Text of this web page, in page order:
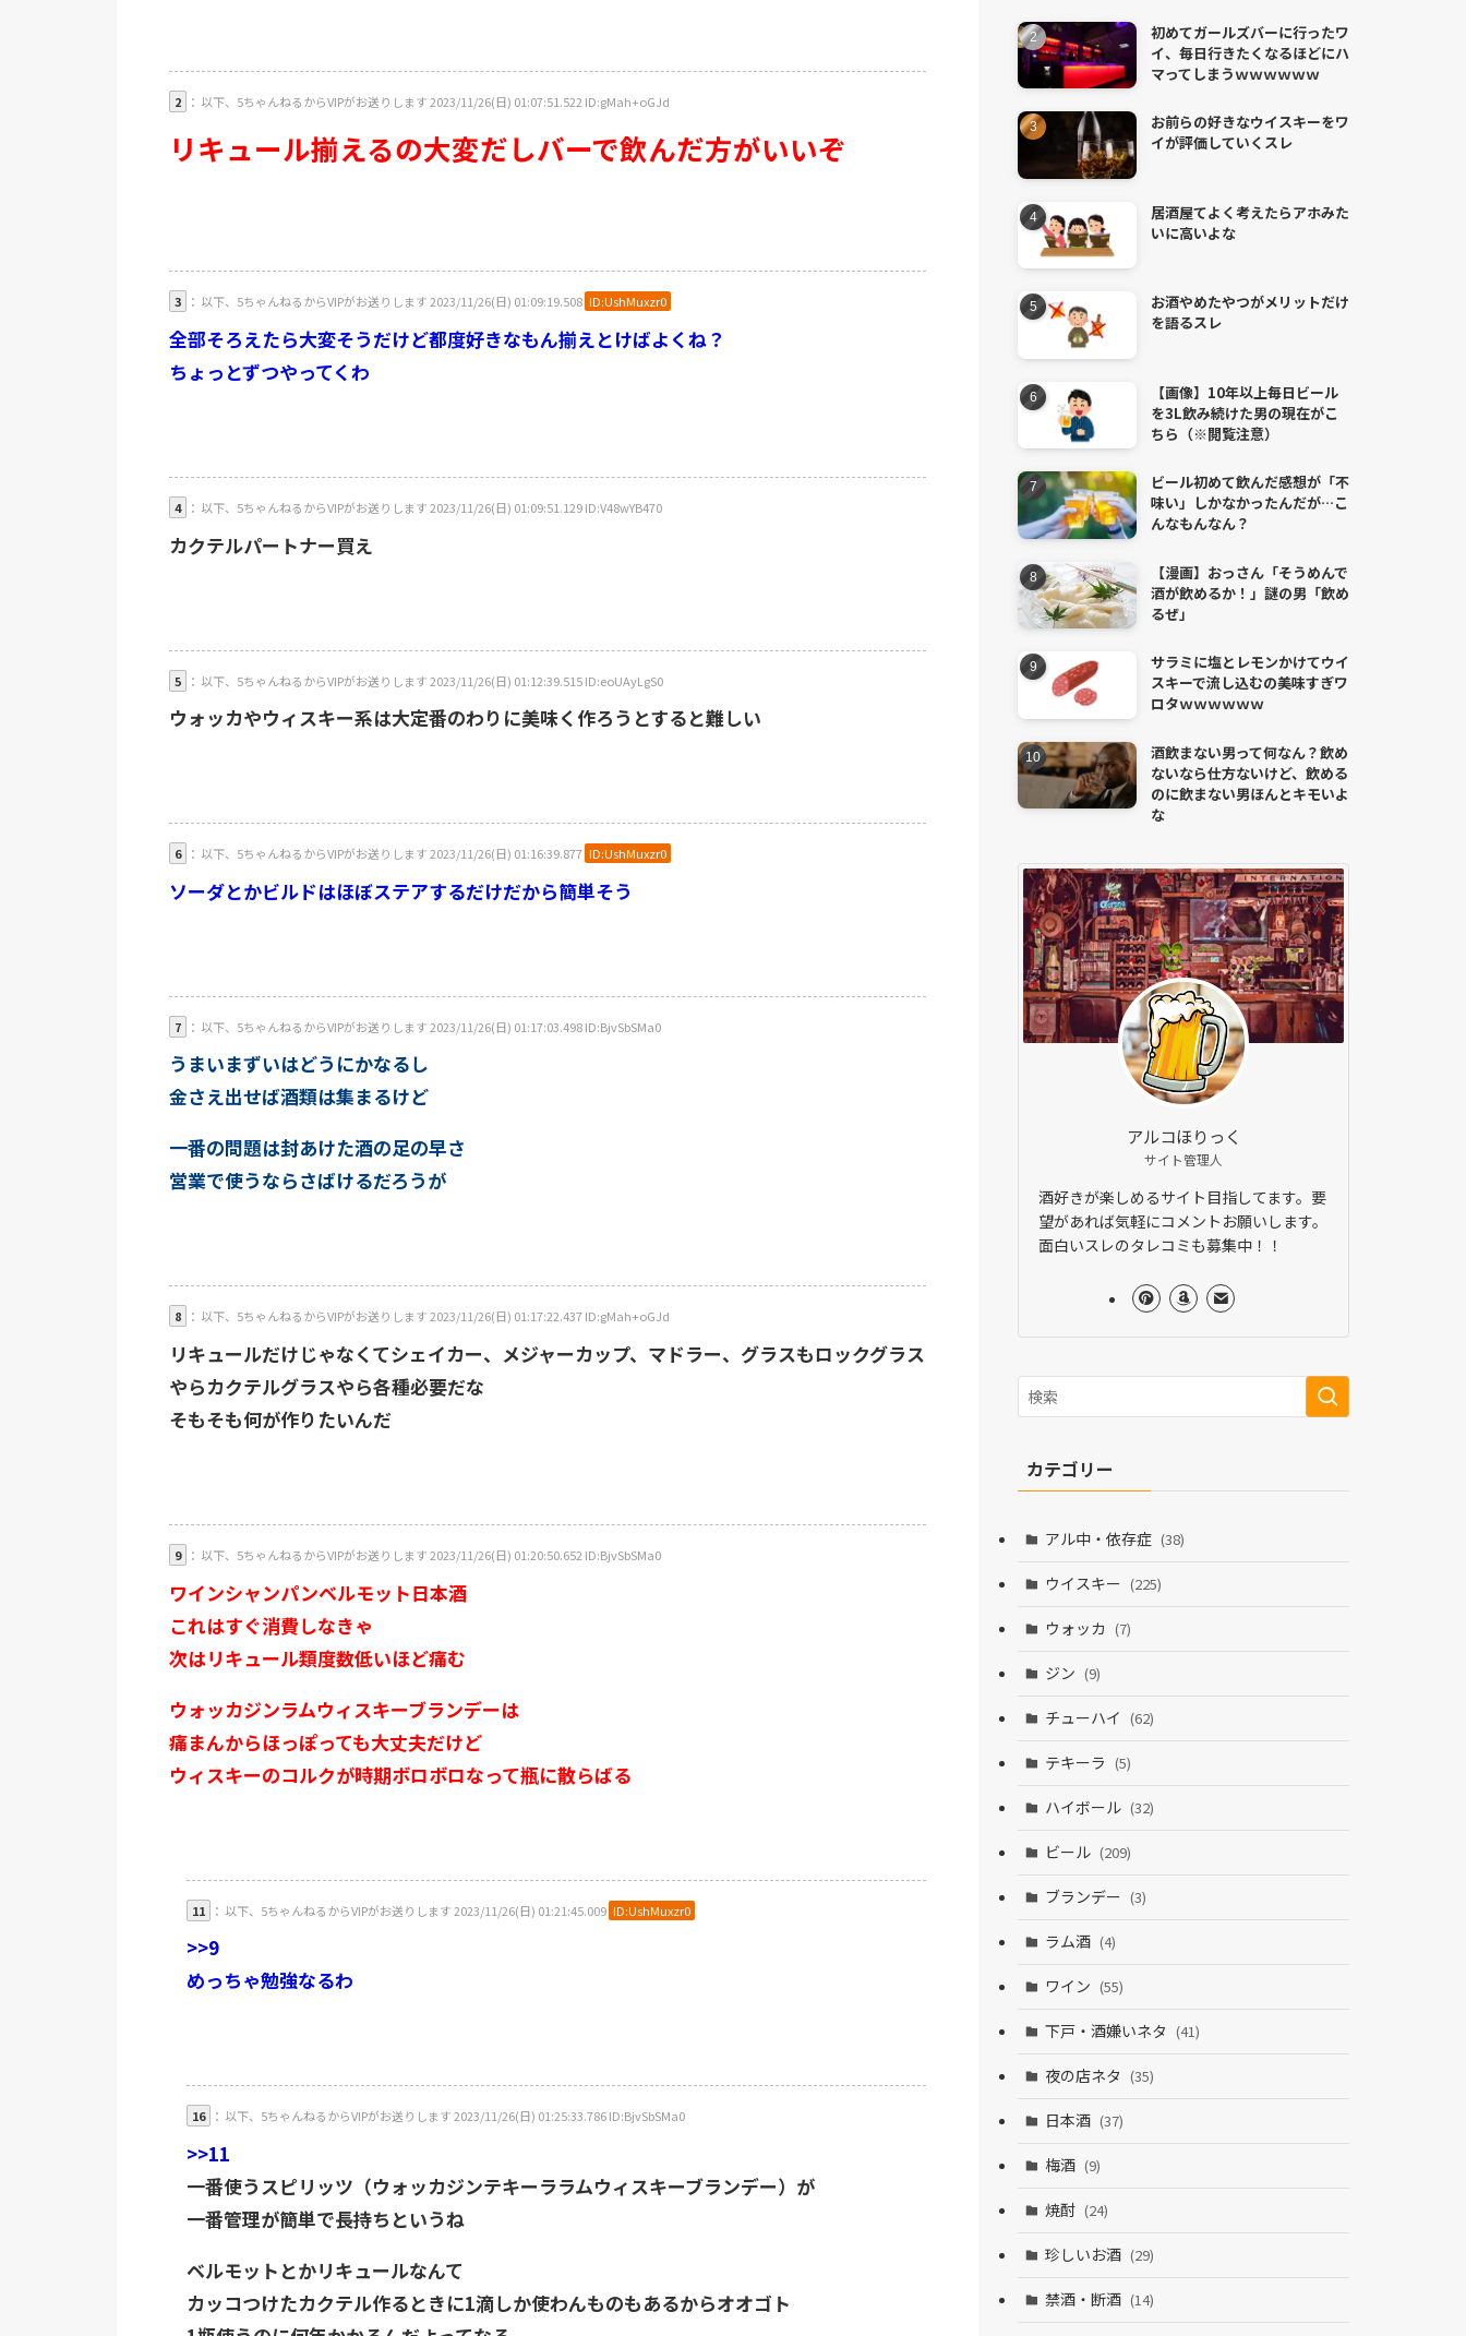
2 ： 以下、5ちゃんねるからVIPがお送りします 2023/11/26(日) 01:07:51.522 ID:gMah+oGJd
リキュール揃えるの大変だしバーで飲んだ方がいいぞ
3 ： 以下、5ちゃんねるからVIPがお送りします 2023/11/26(日) 01:09:19.508 ID:UshMuxzr0
全部そろえたら大変そうだけど都度好きなもん揃えとけばよくね？
ちょっとずつやってくわ
4 ： 以下、5ちゃんねるからVIPがお送りします 2023/11/26(日) 01:09:51.129 ID:V48wYB470
カクテルパートナー買え
5 ： 以下、5ちゃんねるからVIPがお送りします 2023/11/26(日) 01:12:39.515 ID:eoUAyLgS0
ウォッカやウィスキー系は大定番のわりに美味く作ろうとすると難しい
6 ： 以下、5ちゃんねるからVIPがお送りします 2023/11/26(日) 01:16:39.877 ID:UshMuxzr0
ソーダとかビルドはほぼステアするだけだから簡単そう
7 ： 以下、5ちゃんねるからVIPがお送りします 2023/11/26(日) 01:17:03.498 ID:BjvSbSMa0
うまいまずいはどうにかなるし
金さえ出せば酒類は集まるけど
一番の問題は封あけた酒の足の早さ
営業で使うならさばけるだろうが
8 ： 以下、5ちゃんねるからVIPがお送りします 2023/11/26(日) 01:17:22.437 ID:gMah+oGJd
リキュールだけじゃなくてシェイカー、メジャーカップ、マドラー、グラスもロックグラス
やらカクテルグラスやら各種必要だな
そもそも何が作りたいんだ
9 ： 以下、5ちゃんねるからVIPがお送りします 2023/11/26(日) 01:20:50.652 ID:BjvSbSMa0
ワインシャンパンベルモット日本酒
これはすぐ消費しなきゃ
次はリキュール類度数低いほど痛む
ウォッカジンラムウィスキーブランデーは
痛まんからほっぽっても大丈夫だけど
ウィスキーのコルクが時期ボロボロなって瓶に散らばる
11 ： 以下、5ちゃんねるからVIPがお送りします 2023/11/26(日) 01:21:45.009 ID:UshMuxzr0
>>9
めっちゃ勉強なるわ
16 ： 以下、5ちゃんねるからVIPがお送りします 2023/11/26(日) 01:25:33.786 ID:BjvSbSMa0
>>11
一番使うスピリッツ（ウォッカジンテキーララムウィスキーブランデー）が
一番管理が簡単で長持ちというね
ベルモットとかリキュールなんて
カッコつけたカクテル作るときに1滴しか使わんものもあるからオオゴト
初めてガールズバーに行ったワ
イ、毎日行きたくなるほどにハ
マってしまうｗｗｗｗｗｗ
お前らの好きなウイスキーをワ
イが評価していくスレ
居酒屋てよく考えたらアホみた
いに高いよな
お酒やめたやつがメリットだけ
を語るスレ
【画像】10年以上毎日ビール
を3L飲み続けた男の現在がこ
ちら（※閲覧注意）
ビール初めて飲んだ感想が「不
味い」しかなかったんだが…こ
んなもんなん？
【漫画】おっさん「そうめんで
酒が飲めるか！」謎の男「飲め
るぜ」
サラミに塩とレモンかけてウイ
スキーで流し込むの美味すぎワ
ロタｗｗｗｗｗｗ
酒飲まない男って何なん？飲め
ないなら仕方ないけど、飲める
のに飲まない男ほんとキモいよ
な
アルコほりっく
サイト管理人
酒好きが楽しめるサイト目指してます。要
望があれば気軽にコメントお願いします。
面白いスレのタレコミも募集中！！
カテゴリー
アル中・依存症 (38)
ウイスキー (225)
ウォッカ (7)
ジン (9)
チューハイ (62)
テキーラ (5)
ハイボール (32)
ビール (209)
ブランデー (3)
ラム酒 (4)
ワイン (55)
下戸・酒嫌いネタ (41)
夜の店ネタ (35)
日本酒 (37)
梅酒 (9)
焼酎 (24)
珍しいお酒 (29)
禁酒・断酒 (14)